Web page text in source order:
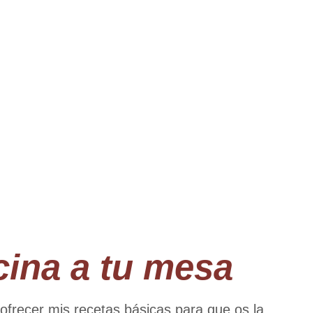
a tu mesa
mis recetas básicas para que os la